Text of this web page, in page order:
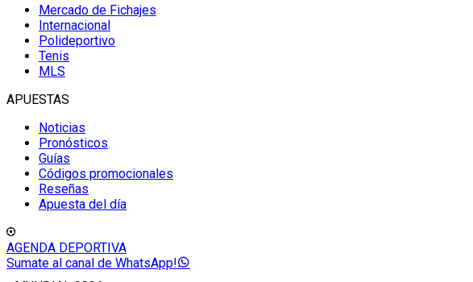
Mercado de Fichajes
Internacional
Polideportivo
Tenis
MLS
APUESTAS
Noticias
Pronósticos
Guías
Códigos promocionales
Reseñas
Apuesta del día
AGENDA DEPORTIVA
Sumate al canal de WhatsApp!